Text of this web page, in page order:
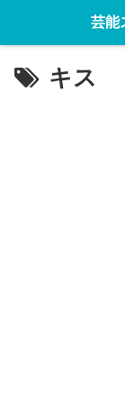
キス
芸能